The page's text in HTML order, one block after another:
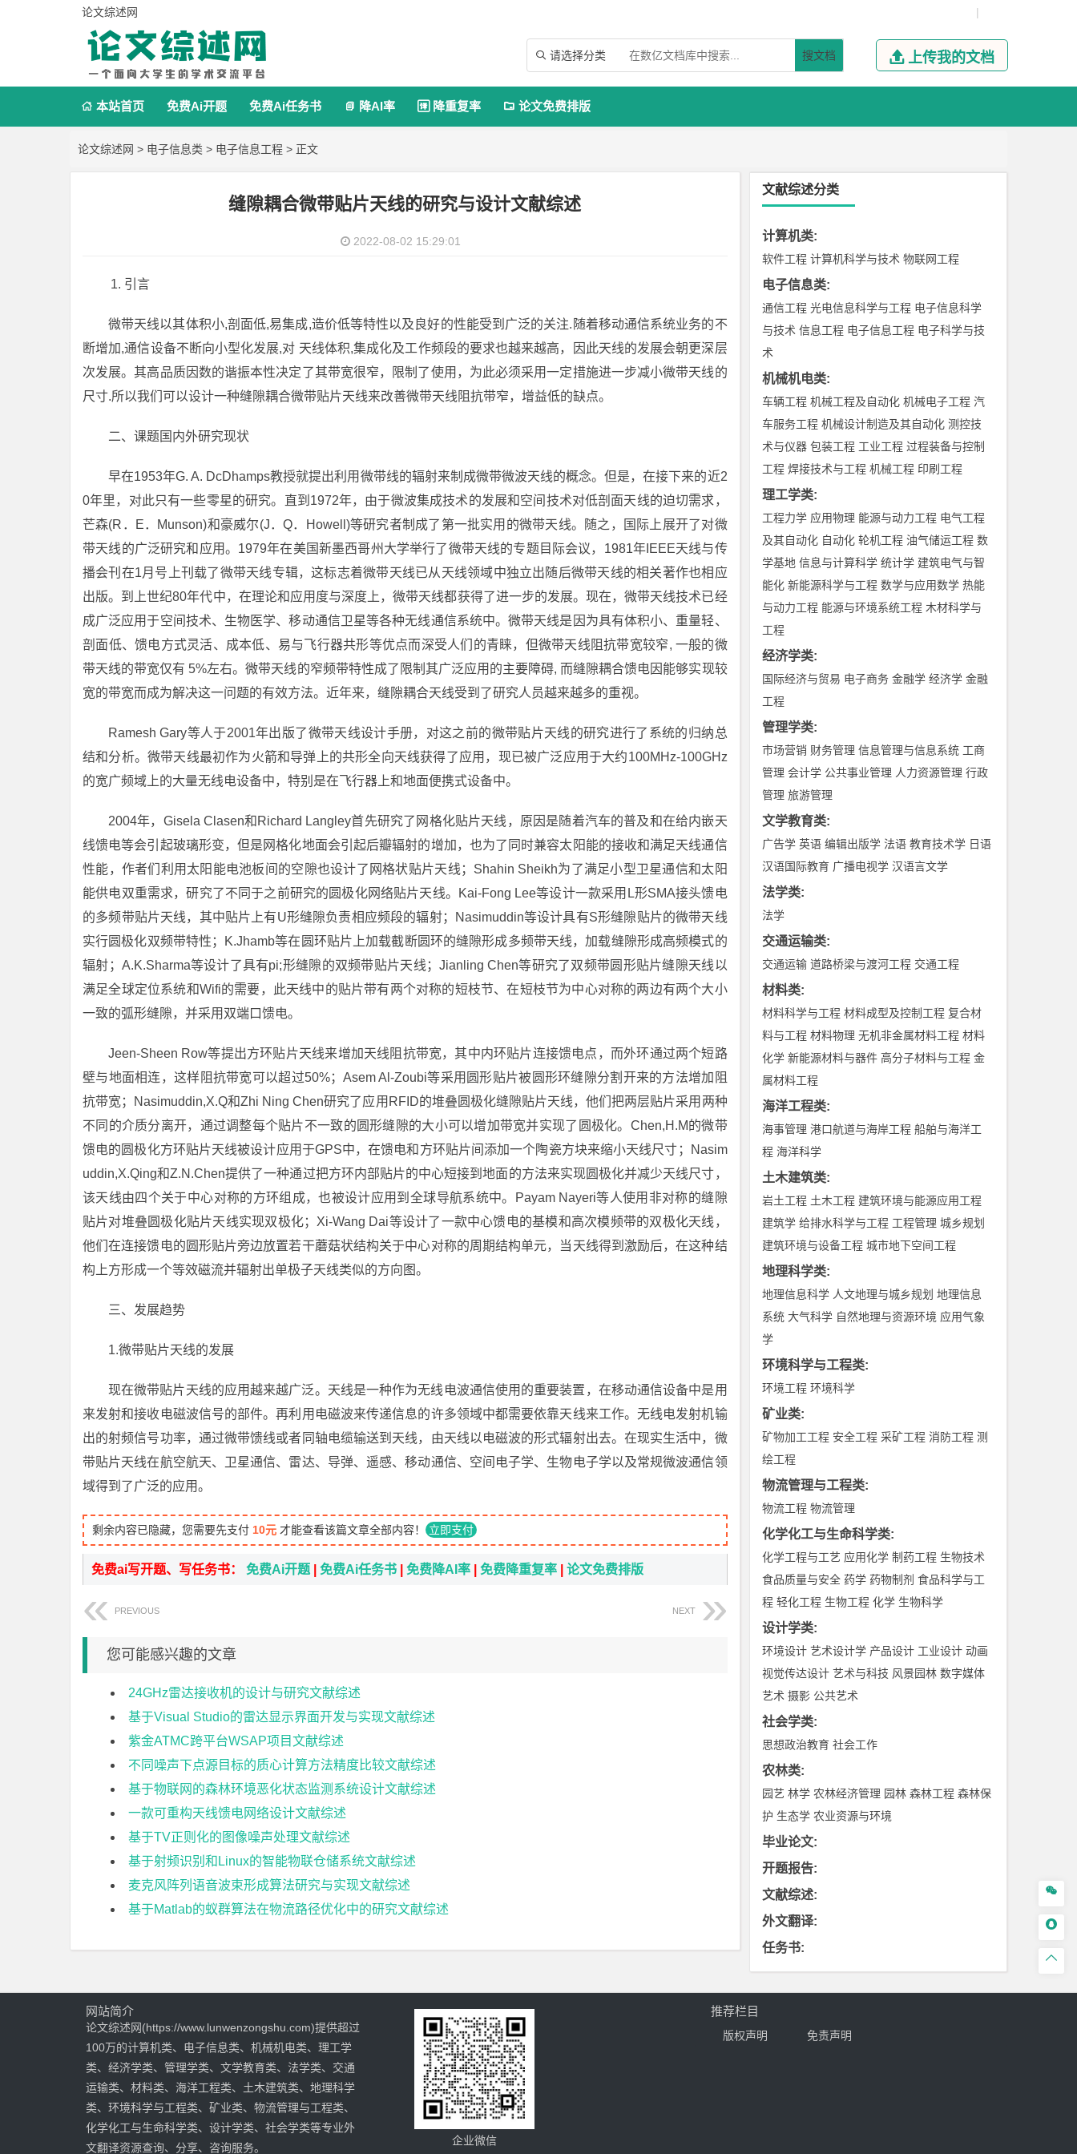
论文综述网 |
 请选择分类 搜文档  上传我的文档
 本站首页 免费Ai开题 免费Ai任务书  降AI率  降重复率  论文免费排版
论文综述网 > 电子信息类 > 电子信息工程 > 正文
缝隙耦合微带贴片天线的研究与设计文献综述
2022-08-02 15:29:01
引言
微带天线以其体积小,剖面低,易集成,造价低等特性以及良好的性能受到广泛的关注.随着移动通信系统业务的不
断增加,通信设备不断向小型化发展,对 天线体积,集成化及工作频段的要求也越来越高，因此天线的发展会朝更深层
次发展。其高品质因数的谐振本性决定了其带宽很窄，限制了使用，为此必须采用一定措施进一步减小微带天线的
尺寸.所以我们可以设计一种缝隙耦合微带贴片天线来改善微带天线阻抗带窄，增益低的缺点。
二、课题国内外研究现状
早在1953年G. A. DcDhamps教授就提出利用微带线的辐射来制成微带微波天线的概念。但是，在接下来的近2
0年里，对此只有一些零星的研究。直到1972年，由于微波集成技术的发展和空间技术对低剖面天线的迫切需求，
芒森(R．E．Munson)和豪威尔(J．Q．Howell)等研究者制成了第一批实用的微带天线。随之，国际上展开了对微
带天线的广泛研究和应用。1979年在美国新墨西哥州大学举行了微带天线的专题目际会议，1981年IEEE天线与传
播会刊在1月号上刊载了微带天线专辑，这标志着微带天线已从天线领域中独立出随后微带天线的相关著作也相应
出版。到上世纪80年代中，在理论和应用度与深度上，微带天线都获得了进一步的发展。现在，微带天线技术已经
成广泛应用于空间技术、生物医学、移动通信卫星等各种无线通信系统中。微带天线是因为具有体积小、重量轻、
剖面低、馈电方式灵活、成本低、易与飞行器共形等优点而深受人们的青睐，但微带天线阻抗带宽较窄, 一般的微
带天线的带宽仅有 5%左右。微带天线的窄频带特性成了限制其广泛应用的主要障碍, 而缝隙耦合馈电因能够实现较
宽的带宽而成为解决这一问题的有效方法。近年来，缝隙耦合天线受到了研究人员越来越多的重视。
Ramesh Gary等人于2001年出版了微带天线设计手册，对这之前的微带贴片天线的研究进行了系统的归纳总
结和分析。微带天线最初作为火箭和导弹上的共形全向天线获得了应用，现已被广泛应用于大约100MHz-100GHz
的宽广频域上的大量无线电设备中，特别是在飞行器上和地面便携式设备中。
2004年，Gisela Clasen和Richard Langley首先研究了网格化贴片天线，原因是随着汽车的普及和在给内嵌天
线馈电等会引起玻璃形变，但是网格化地面会引起后瓣辐射的增加，也为了同时兼容太阳能的接收和满足天线通信
性能，作者们利用太阳能电池板间的空隙也设计了网格状贴片天线；Shahin Sheikh为了满足小型卫星通信和太阳
能供电双重需求，研究了不同于之前研究的圆极化网络贴片天线。Kai-Fong Lee等设计一款采用L形SMA接头馈电
的多频带贴片天线，其中贴片上有U形缝隙负责相应频段的辐射；Nasimuddin等设计具有S形缝隙贴片的微带天线
实行圆极化双频带特性；K.Jhamb等在圆环贴片上加载截断圆环的缝隙形成多频带天线，加载缝隙形成高频模式的
辐射；A.K.Sharma等设计了具有pi;形缝隙的双频带贴片天线；Jianling Chen等研究了双频带圆形贴片缝隙天线以
满足全球定位系统和Wifi的需要，此天线中的贴片带有两个对称的短枝节、在短枝节为中心对称的两边有两个大小
一致的弧形缝隙，并采用双端口馈电。
Jeen-Sheen Row等提出方环贴片天线来增加天线阻抗带宽，其中内环贴片连接馈电点，而外环通过两个短路
壁与地面相连，这样阻抗带宽可以超过50%；Asem Al-Zoubi等采用圆形贴片被圆形环缝隙分割开来的方法增加阻
抗带宽；Nasimuddin,X.Q和Zhi Ning Chen研究了应用RFID的堆叠圆极化缝隙贴片天线，他们把两层贴片采用两种
不同的介质分离开，通过调整每个贴片不一致的圆形缝隙的大小可以增加带宽并实现了圆极化。Chen,H.M的微带
馈电的圆极化方环贴片天线被设计应用于GPS中，在馈电和方环贴片间添加一个陶瓷方块来缩小天线尺寸；Nasim
uddin,X.Qing和Z.N.Chen提供了一种通过把方环内部贴片的中心短接到地面的方法来实现圆极化并减少天线尺寸，
该天线由四个关于中心对称的方环组成，也被设计应用到全球导航系统中。Payam Nayeri等人使用非对称的缝隙
贴片对堆叠圆极化贴片天线实现双极化；Xi-Wang Dai等设计了一款中心馈电的基模和高次模频带的双极化天线，
他们在连接馈电的圆形贴片旁边放置若干蘑菇状结构关于中心对称的周期结构单元，当天线得到激励后，在这种结
构上方形成一个等效磁流并辐射出单极子天线类似的方向图。
三、发展趋势
1.微带贴片天线的发展
现在微带贴片天线的应用越来越广泛。天线是一种作为无线电波通信使用的重要装置，在移动通信设备中是用
来发射和接收电磁波信号的部件。再利用电磁波来传递信息的许多领域中都需要依靠天线来工作。无线电发射机输
出的射频信号功率，通过微带馈线或者同轴电缆输送到天线，由天线以电磁波的形式辐射出去。在现实生活中，微
带贴片天线在航空航天、卫星通信、雷达、导弹、遥感、移动通信、空间电子学、生物电子学以及常规微波通信领
域得到了广泛的应用。
剩余内容已隐藏，您需要先支付 10元 才能查看该篇文章全部内容！ 立即支付
免费ai写开题、写任务书： 免费Ai开题 免费Ai任务书 免费降AI率 免费降重复率 论文免费排版
PREVIOUS NEXT
您可能感兴趣的文章
24GHz雷达接收机的设计与研究文献综述
基于Visual Studio的雷达显示界面开发与实现文献综述
紫金ATMC跨平台WSAP项目文献综述
不同噪声下点源目标的质心计算方法精度比较文献综述
基于物联网的森林环境恶化状态监测系统设计文献综述
一款可重构天线馈电网络设计文献综述
基于TV正则化的图像噪声处理文献综述
基于射频识别和Linux的智能物联仓储系统文献综述
麦克风阵列语音波束形成算法研究与实现文献综述
基于Matlab的蚁群算法在物流路径优化中的研究文献综述
文献综述分类
计算机类:
软件工程 计算机科学与技术 物联网工程
电子信息类:
通信工程 光电信息科学与工程 电子信息科学
与技术 信息工程 电子信息工程 电子科学与技
术
机械机电类:
车辆工程 机械工程及自动化 机械电子工程 汽
车服务工程 机械设计制造及其自动化 测控技
术与仪器 包装工程 工业工程 过程装备与控制
工程 焊接技术与工程 机械工程 印刷工程
理工学类:
工程力学 应用物理 能源与动力工程 电气工程
及其自动化 自动化 轮机工程 油气储运工程 数
学基地 信息与计算科学 统计学 建筑电气与智
能化 新能源科学与工程 数学与应用数学 热能
与动力工程 能源与环境系统工程 木材科学与
工程
经济学类:
国际经济与贸易 电子商务 金融学 经济学 金融
工程
管理学类:
市场营销 财务管理 信息管理与信息系统 工商
管理 会计学 公共事业管理 人力资源管理 行政
管理 旅游管理
文学教育类:
广告学 英语 编辑出版学 法语 教育技术学 日语
汉语国际教育 广播电视学 汉语言文学
法学类:
法学
交通运输类:
交通运输 道路桥梁与渡河工程 交通工程
材料类:
材料科学与工程 材料成型及控制工程 复合材
料与工程 材料物理 无机非金属材料工程 材料
化学 新能源材料与器件 高分子材料与工程 金
属材料工程
海洋工程类:
海事管理 港口航道与海岸工程 船舶与海洋工
程 海洋科学
土木建筑类:
岩土工程 土木工程 建筑环境与能源应用工程
建筑学 给排水科学与工程 工程管理 城乡规划
建筑环境与设备工程 城市地下空间工程
地理科学类:
地理信息科学 人文地理与城乡规划 地理信息
系统 大气科学 自然地理与资源环境 应用气象
学
环境科学与工程类:
环境工程 环境科学
矿业类:
矿物加工工程 安全工程 采矿工程 消防工程 测
绘工程
物流管理与工程类:
物流工程 物流管理
化学化工与生命科学类:
化学工程与工艺 应用化学 制药工程 生物技术
食品质量与安全 药学 药物制剂 食品科学与工
程 轻化工程 生物工程 化学 生物科学
设计学类:
环境设计 艺术设计学 产品设计 工业设计 动画
视觉传达设计 艺术与科技 风景园林 数字媒体
艺术 摄影 公共艺术
社会学类:
思想政治教育 社会工作
农林类:
园艺 林学 农林经济管理 园林 森林工程 森林保
护 生态学 农业资源与环境
毕业论文:
开题报告:
文献综述:
外文翻译:
任务书:



网站简介
论文综述网(https://www.lunwenzongshu.com)提供超过
100万的计算机类、电子信息类、机械机电类、理工学
类、经济学类、管理学类、文学教育类、法学类、交通
运输类、材料类、海洋工程类、土木建筑类、地理科学
类、环境科学与工程类、矿业类、物流管理与工程类、
化学化工与生命科学类、设计学类、社会学类等专业外
文翻译资源查询、分享、咨询服务。
企业微信
推荐栏目
版权声明 免责声明